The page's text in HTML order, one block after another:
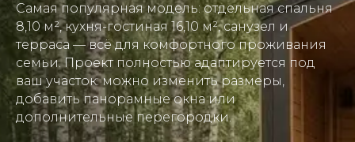
Самая популярная модель: отдельная спальня
8,10 м², кухня-гостиная 16,10 м², санузел и
терраса — всё для комфортного проживания
семьи. Проект полностью адаптируется под
ваш участок: можно изменить размеры,
добавить панорамные окна или
дополнительные перегородки.